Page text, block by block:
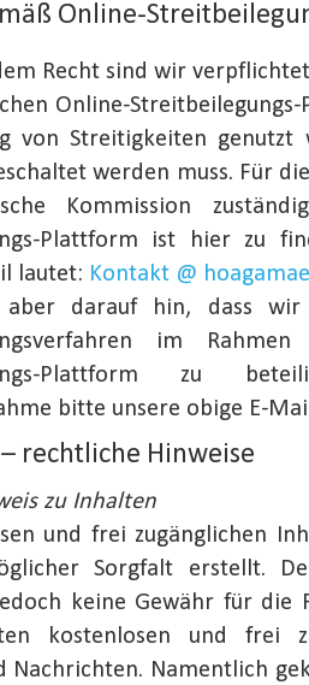
Online-
Recht sind wir
Online-
von Streitigkeiten
werden muss. Für
Kommission
Plattform ist hier zu
lautet: Kontakt @
aber darauf hin, dass
im
Plattform zu
bitte unsere obige E-
rechtliche Hinweise
zu Inhalten
und frei zugänglichen
Sorgfalt erstellt.
keine Gewähr für die
kostenlosen und frei
Nachrichten. Namentlich